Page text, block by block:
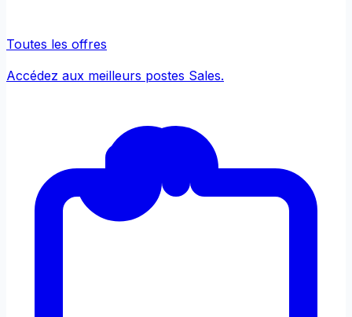
Toutes les offres
Accédez aux meilleurs postes Sales.